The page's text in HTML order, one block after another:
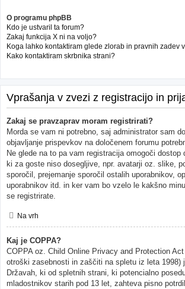
O programu phpBB
Kdo je ustvaril ta forum?
Zakaj funkcija X ni na voljo?
Koga lahko kontaktiram glede zlorab in pravnih zadev
Kako kontaktiram skrbnika strani?
Vprašanja v zvezi z registracijo in
Zakaj se pravzaprav moram registrirati?
Morda se vam ni potrebno, saj administrator sam
objavljanje prispevkov na določenem forumu
Ne glede na to pa vam registracija omogoči dostop
ki za goste niso dosegljive, npr. avatarji oz. slike,
sporočil, prejemanje sporočil ostalih uporabnikov,
uporabnikov itd. in ker vam bo vzelo le kakšno
se registrirate.
Na vrh
Kaj je COPPA?
COPPA oz. Child Online Privacy and Protection
otroški zasebnosti in zaščiti na spletu iz leta 1998)
Državah, ki od spletnih strani, ki potencialno
mladostnikov starih pod 13 let, zahteva pisno